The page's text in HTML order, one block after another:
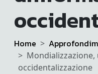
Home
occidentalizzazione